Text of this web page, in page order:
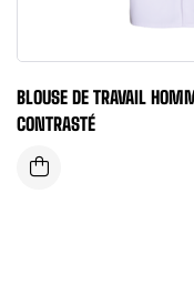
BLOUSE DE TRAVAIL
CONTRASTÉ